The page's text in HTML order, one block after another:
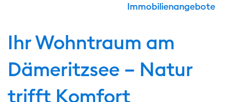
Immobilienangebote
Ihr Wohntraum am
Dämeritzsee – Natur
trifft Komfort